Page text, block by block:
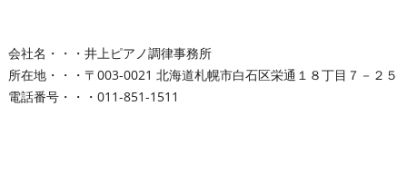
会社名・・・井上ピアノ調律事務所
所在地・・・〒003-0021 北海道札幌市白石区栄通１８丁目７－２５
電話番号・・・011-851-1511